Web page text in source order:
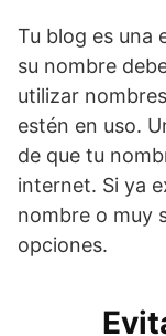
Tu blog es una
su nombre
utilizar
estén en uso.
de que tu
internet. Si ya
nombre o muy
opciones.